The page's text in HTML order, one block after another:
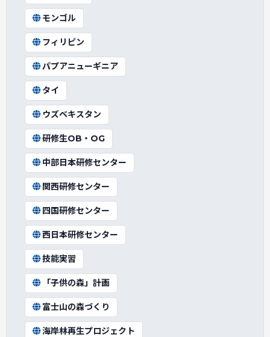
モンゴル
フィリピン
パプアニューギニア
タイ
ウズベキスタン
研修生OB・OG
中部日本研修センター
関西研修センター
四国研修センター
西日本研修センター
技能実習
「子供の森」計画
富士山の森づくり
海岸林再生プロジェクト